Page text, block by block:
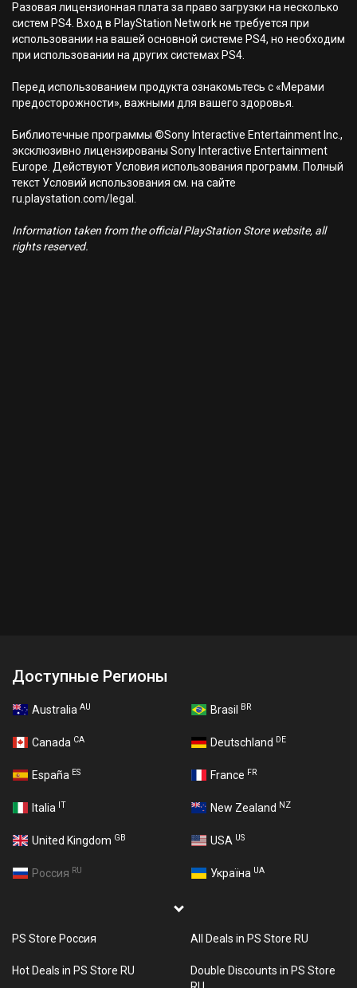
Разовая лицензионная плата за право загрузки на несколько
систем PS4. Вход в PlayStation Network не требуется при
использовании на вашей основной системе PS4, но необходим
при использовании на других системах PS4.
Перед использованием продукта ознакомьтесь с «Мерами
предосторожности», важными для вашего здоровья.
Библиотечные программы ©Sony Interactive Entertainment Inc.,
эксклюзивно лицензированы Sony Interactive Entertainment
Europe. Действуют Условия использования программ. Полный
текст Условий использования см. на сайте
ru.playstation.com/legal.
Information taken from the official PlayStation Store website, all
rights reserved.
Доступные Регионы
Australia AU Brasil BR
Canada CA Deutschland DE
España ES France FR
Italia IT New Zealand NZ
United Kingdom GB USA US
Россия RU Україна UA
PS Store Россия All Deals in PS Store RU
Hot Deals in PS Store RU
Double Discounts in PS Store